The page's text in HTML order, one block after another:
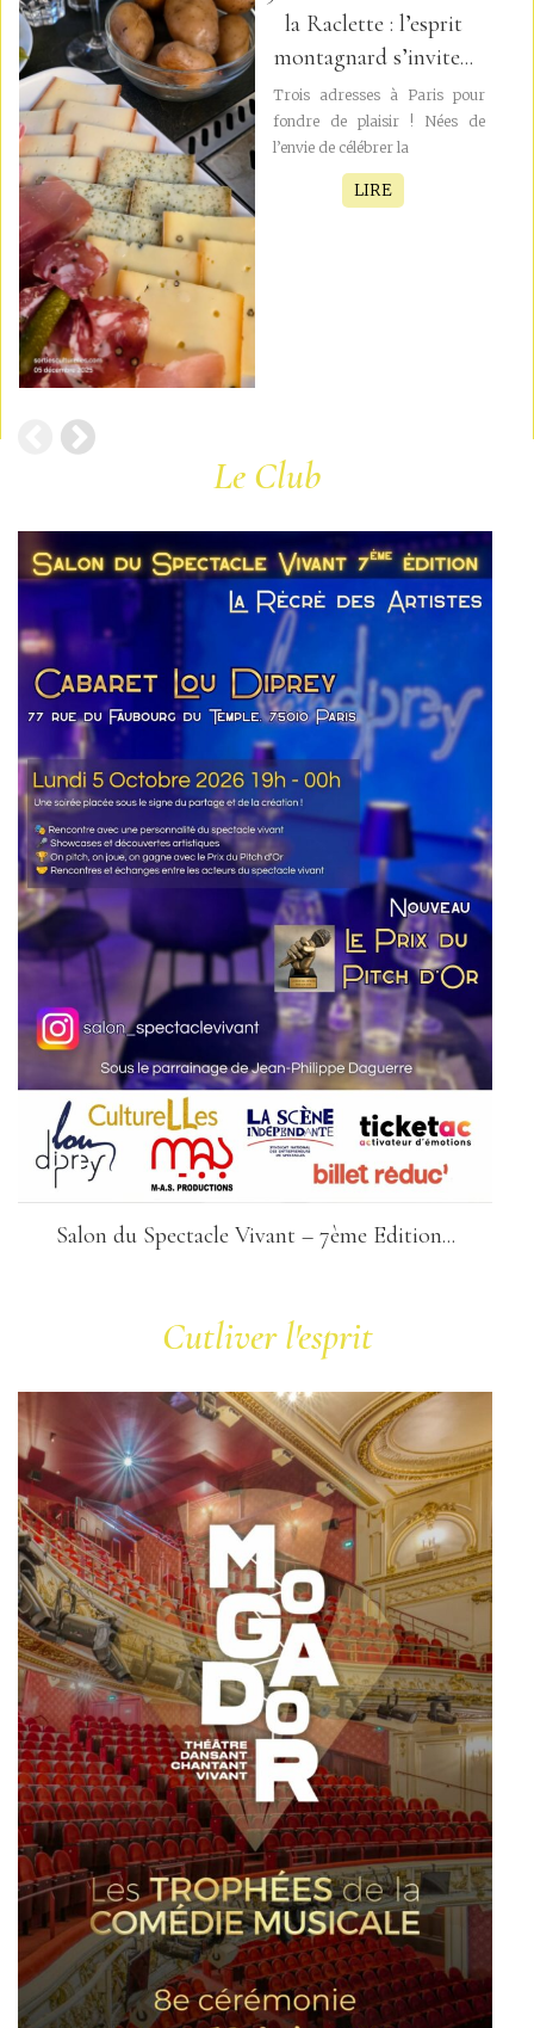
la Raclette : l’esprit
montagnard s’invite...
Trois adresses à Paris pour
fondre de plaisir ! Nées de
l’envie de célébrer la
LIRE
Le Club
Salon du Spectacle Vivant – 7ème Edition...
Cutliver l'esprit